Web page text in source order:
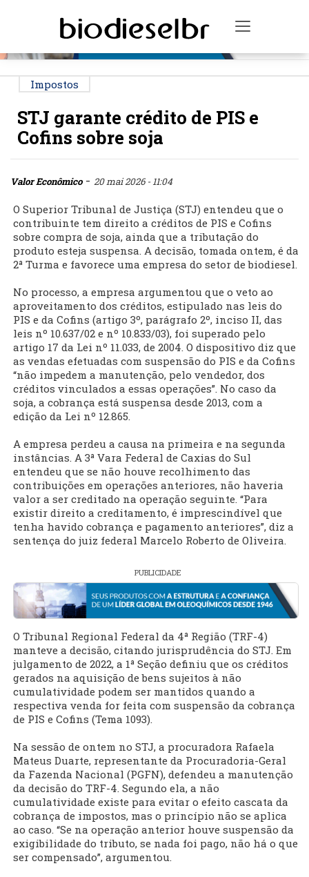
Toggle
Impostos
STJ garante crédito de PIS e
Cofins sobre soja
Valor Econômico- 20 mai 2026 - 11:04
O Superior Tribunal de Justiça (STJ) entendeu que o
contribuinte tem direito a créditos de PIS e Cofins
sobre compra de soja, ainda que a tributação do
produto esteja suspensa. A decisão, tomada ontem, é da
2ª Turma e favorece uma empresa do setor de biodiesel.
No processo, a empresa argumentou que o veto ao
aproveitamento dos créditos, estipulado nas leis do
PIS e da Cofins (artigo 3º, parágrafo 2º, inciso II, das
leis nº 10.637/02 e nº 10.833/03), foi superado pelo
artigo 17 da Lei nº 11.033, de 2004. O dispositivo diz que
as vendas efetuadas com suspensão do PIS e da Cofins
“não impedem a manutenção, pelo vendedor, dos
créditos vinculados a essas operações”. No caso da
soja, a cobrança está suspensa desde 2013, com a
edição da Lei nº 12.865.
A empresa perdeu a causa na primeira e na segunda
instâncias. A 3ª Vara Federal de Caxias do Sul
entendeu que se não houve recolhimento das
contribuições em operações anteriores, não haveria
valor a ser creditado na operação seguinte. “Para
existir direito a creditamento, é imprescindível que
tenha havido cobrança e pagamento anteriores”, diz a
sentença do juiz federal Marcelo Roberto de Oliveira.
PUBLICIDADE
O Tribunal Regional Federal da 4ª Região (TRF-4)
manteve a decisão, citando jurisprudência do STJ. Em
julgamento de 2022, a 1ª Seção definiu que os créditos
gerados na aquisição de bens sujeitos à não
cumulatividade podem ser mantidos quando a
respectiva venda for feita com suspensão da cobrança
de PIS e Cofins (Tema 1093).
Na sessão de ontem no STJ, a procuradora Rafaela
Mateus Duarte, representante da Procuradoria-Geral
da Fazenda Nacional (PGFN), defendeu a manutenção
da decisão do TRF-4. Segundo ela, a não
cumulatividade existe para evitar o efeito cascata da
cobrança de impostos, mas o princípio não se aplica
ao caso. “Se na operação anterior houve suspensão da
exigibilidade do tributo, se nada foi pago, não há o que
ser compensado”, argumentou.